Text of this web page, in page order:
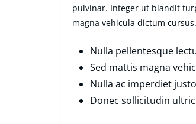
pulvinar. Integer ut blandit
magna vehicula dictum
Nulla pellentesque
Sed mattis magna
Nulla ac imperdiet
Donec sollicitudin